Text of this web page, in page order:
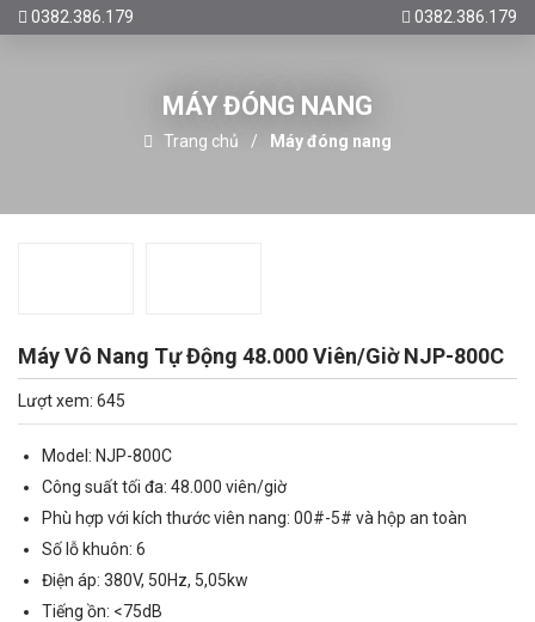
0382.386.179 0382.386.179
MÁY ĐÓNG NANG
Trang chủ Máy đóng nang
Máy Vô Nang Tự Động 48.000 Viên/Giờ NJP-800C
Lượt xem: 645
Model: NJP-800C
Công suất tối đa: 48.000 viên/giờ
Phù hợp với kích thước viên nang: 00#-5# và hộp an toàn
Số lỗ khuôn: 6
Điện áp: 380V, 50Hz, 5,05kw
Tiếng ồn: <75dB